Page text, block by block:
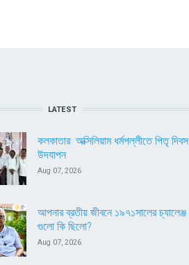
LATEST
কলকাতার অক্সিলিয়াম ধর্মপল্লীতে পিতৃ দিবস
উদযাপন
Aug 07, 2026
আপনার ব্রতীয় জীবনে ১৯৭১সালের চ্যালেঞ্জ
গুলো কি ছিলো?
Aug 07, 2026